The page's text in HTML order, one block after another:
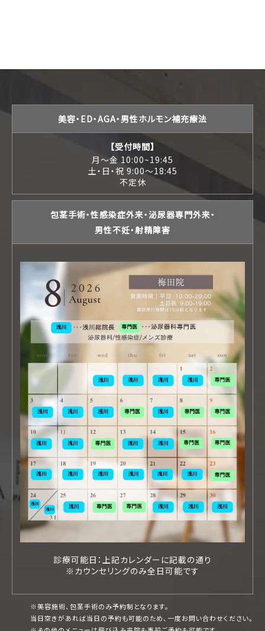
美容・ED・AGA・男性ホルモン補充療法
【受付時間】
月〜金 10:00~19:45
土・日・祝 9:00〜18:45
不定休
包茎手術・性感染症外来・泌尿器専門外来・
男性不妊・射精障害
診療可能日：上記カレンダーに記載の通り
※カウンセリングのみ全日可能です
※美容施術、包茎手術のみ予約制となります。
当日空きがあれば当日の予約も可能のため、一度お問い合わせください。